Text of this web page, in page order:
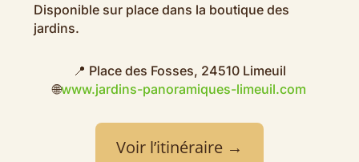
Disponible sur place dans la boutique des
jardins.
📍 Place des Fosses, 24510 Limeuil
🌐www.jardins-panoramiques-limeuil.com
Voir l’itinéraire →